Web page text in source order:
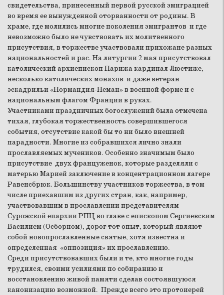
свидетельства, принесенный первой русской эмиграцией
во время ее вынужденной оторванности от родины. В
храме, где молились многие поколения эмигрантов и где
невозможно было не чувствовать их молитвенного
присутствия, в торжестве участвовали прихожане разных
национальностей и рас. На литургии 2 мая присутствовал
католический архиепископ Парижа кардинал Люстиже,
несколько католических монахов и даже ветеран
эскадрильи «Нормандия-Неман» в военной форме и с
национальным флагом Франции в руках.
Участниками праздничных богослужений была отмечена
тихая, глубокая торжественность совершившегося
события, отсутствие какой бы то ни было внешней
парадности. Многие из собравшихся лично знали
прославляемых мучеников. Особенно значимым было
присутствие двух француженок, которые разделяли с
матерью Марией заключение в концентрационном лагере
Равенсбрюк. Большинству участников торжества, в том
числе приехавшим из других стран, как, например,
участвовавшим в прославлении представителям
Сурожской епархии РПЦ во главе с епископом Сергиевским
Василием (Осборном), дорог тот опыт, который являют
собой новопрославленные святые, хотя известна и
определенная «оппозиция» их прославлению.
Среди присутствовавших были и те, кто многие годы
трудился, своими усилиями по собиранию и
восстановлению живой памяти сделав состоявшуюся
канонизацию возможной. Прежде всего это протоиерей